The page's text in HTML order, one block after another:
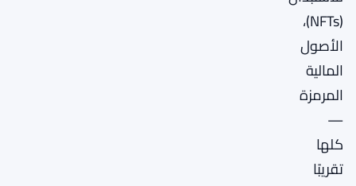
(NFTs)،
الأصول
المالية
المرمزة
—
كلها
تقريبًا